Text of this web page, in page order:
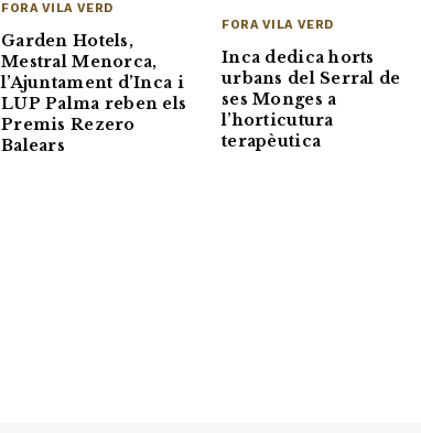
FORA VILA VERD
Garden Hotels,
Mestral Menorca,
l’Ajuntament d’Inca i
LUP Palma reben els
Premis Rezero
Balears
FORA VILA VERD
Inca dedica horts
urbans del Serral de
ses Monges a
l’horticutura
terapèutica